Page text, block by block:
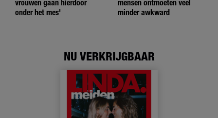
vrouwen gaan hierdoor
onder het mes'
mensen ontmoeten veel
minder awkward
NU VERKRIJGBAAR